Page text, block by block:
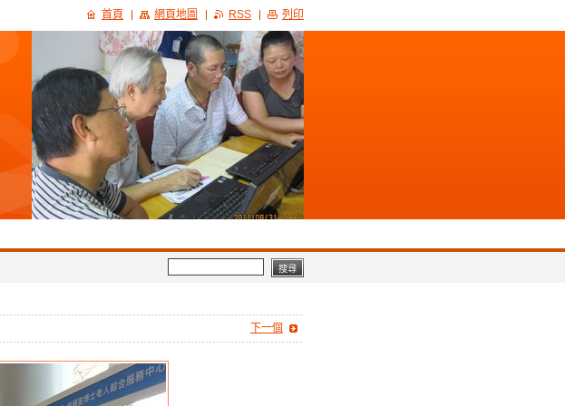
下一個
首頁 網頁地圖 RSS 列印